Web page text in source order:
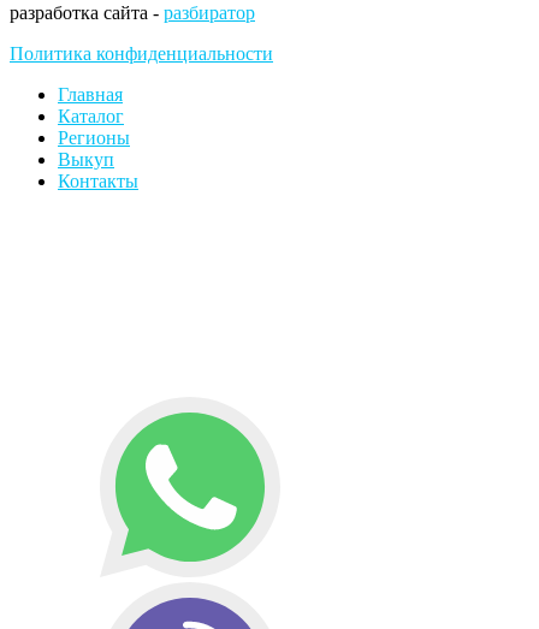
разработка сайта - разбиратор
Политика конфиденциальности
Главная
Каталог
Регионы
Выкуп
Контакты